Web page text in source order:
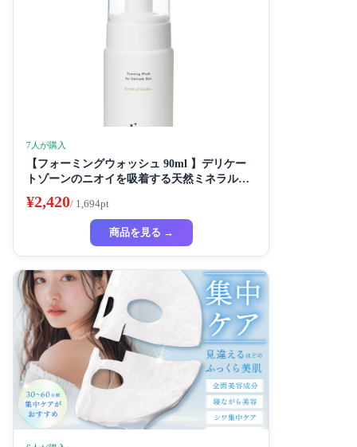
7人が購入
【フォーミングウォッシュ 90ml 】デリケー
トゾーンのニオイを吸着する天然ミネラル配
合 90ml ブレスオブガーデンの香り
¥2,420/ 1,694pt
商品を見る →